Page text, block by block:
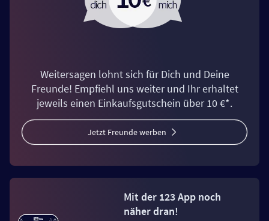
Weitersagen lohnt sich für Dich und Deine
Freunde! Empfiehl uns weiter und Ihr erhaltet
jeweils einen Einkaufsgutschein über 10 €*.
Jetzt Freunde werben
Mit der 123 App noch
näher dran!